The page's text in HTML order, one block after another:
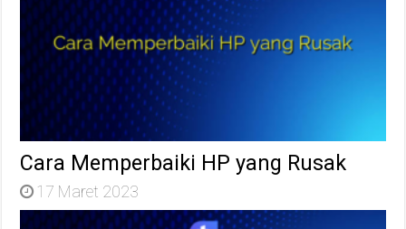
Cara Memperbaiki HP yang Rusak
17 Maret 2023